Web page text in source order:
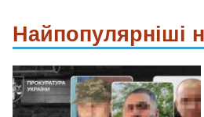
Найпопулярніші